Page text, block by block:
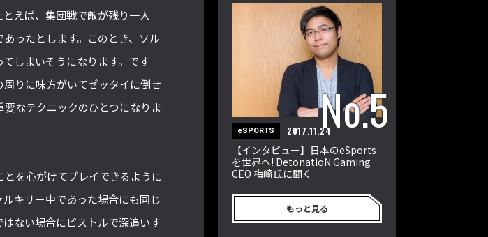
えば、集団戦で敵が残り一人
ったとします。このとき、ソル
しまいそうになります。です
りに味方がいてゼッタイに倒せ
なテクニックのひとつになりま
を心がけてプレイできるように
キリー中であった場合にも同じ
ない場合にピストルで深追いす
eSPORTS 2017.11.24
【インタビュー】日本のeSports
を世界へ! DetonatioN Gaming
CEO 梅崎氏に聞く
もっと見る